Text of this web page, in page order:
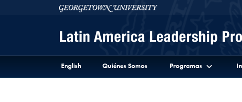
Skip to Latin America Leadership Program Full Site Menu
Skip to main contentGeorgetown University
English Quiénes Somos Programas